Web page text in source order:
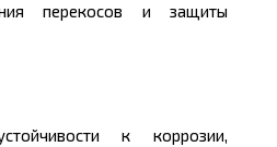
перекосов и защиты
к коррозии,